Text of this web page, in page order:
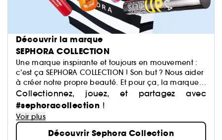
Découvrir la marque
SEPHORA COLLECTION
Une marque inspirante et toujours en mouvement :
c’est ça SEPHORA COLLECTION ! Son but ? Nous aider
à créer notre propre beauté. Et pour ça, la marque
a justement imaginé des centaines de produits : du
maquillage aux soins, du capillaire au parfum, du
bain aux compléments alimentaires,… Avec pour
mission de démocratiser une beauté performante.
Collectionnez, jouez, et partagez avec
#sephoracollection !
Voir plus
Découvrir Sephora Collection